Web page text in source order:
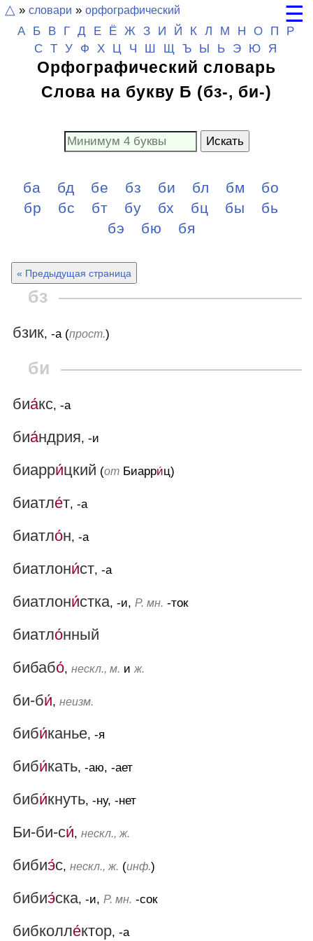
☰
△ » словари » орфографический
А Б В Г Д Е Ё Ж З И Й К Л М Н О П
Р
С Т У Ф Х Ц Ч Ш Щ Ъ Ы Ь Э Ю Я
Орфографический словарь
Слова на букву Б (бз-, би-)
Искать
ба бд бе бз би бл бм
бо
бр
бс бт бу бх бц бы
бь
бэ
бю бя
« Предыдущая страница
бз
бзик, -а (прост.)
би
биа́кс, -а
биа́ндрия, -и
биарри́цкий (от Биарри́ц)
биатле́т, -а
биатло́н, -а
биатлони́ст, -а
биатлони́стка, -и, Р. мн. -ток
биатло́нный
бибабо́, нескл., м. иж.
би-би́, неизм.
биби́канье, -я
биби́кать, -аю, -ает
биби́кнуть, -ну, -нет
Би-би-си́, нескл., ж.
бибиэ́с, нескл., ж. (инф.)
бибиэ́ска, -и, Р. мн. -сок
бибколле́ктор, -а